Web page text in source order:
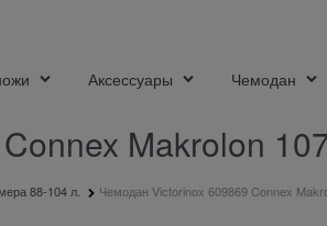
Аксессуары Чемодан
Makrolon
88-104 л. Чемодан Victorinox 609869 Connex